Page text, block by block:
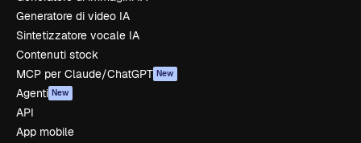
Generatore di video IA
Sintetizzatore vocale IA
Contenuti stock
MCP per Claude/ChatGPT New
Agenti New
API
App mobile